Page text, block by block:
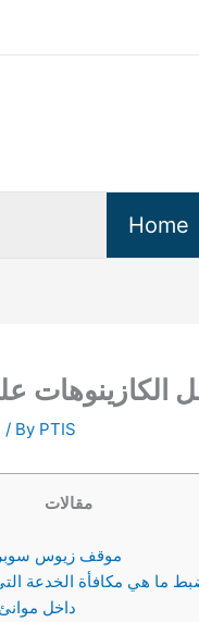
Home
/ By PTIS
مقالات
موقف زيوس سوبر
ما هي مكافأة الخدعة
داخل